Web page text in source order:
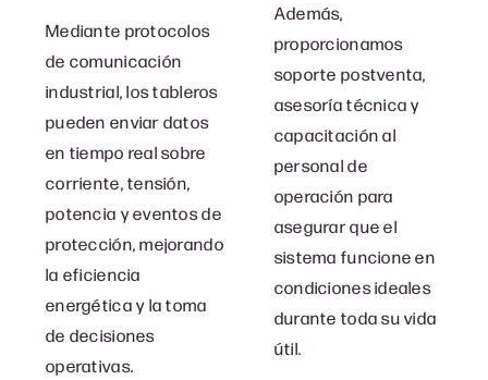
Mediante protocolos
de comunicación
industrial, los tableros
pueden enviar datos
en tiempo real sobre
corriente, tensión,
potencia y eventos de
protección, mejorando
la eficiencia
energética y la toma
de decisiones
operativas.
Además,
proporcionamos
soporte postventa,
asesoría técnica y
capacitación al
personal de
operación para
asegurar que el
sistema funcione en
condiciones ideales
durante toda su vida
útil.